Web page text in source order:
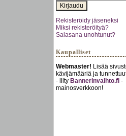
Rekisteröidy jäseneksi
Miksi rekisteröityä?
Salasana unohtunut?
Kaupalliset
Webmaster! Lisää
kävijämääriä ja
- liity Bannerinvaihto.fi -
mainosverkkoon!